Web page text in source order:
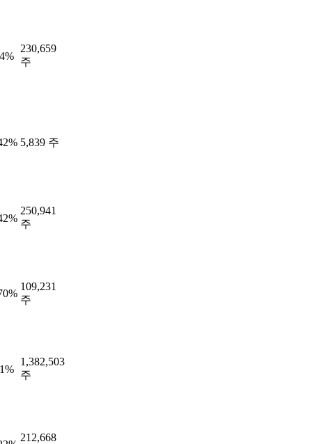
230,659
주
5,839 주
250,941
주
109,231
주
1,382,503
주
212,668